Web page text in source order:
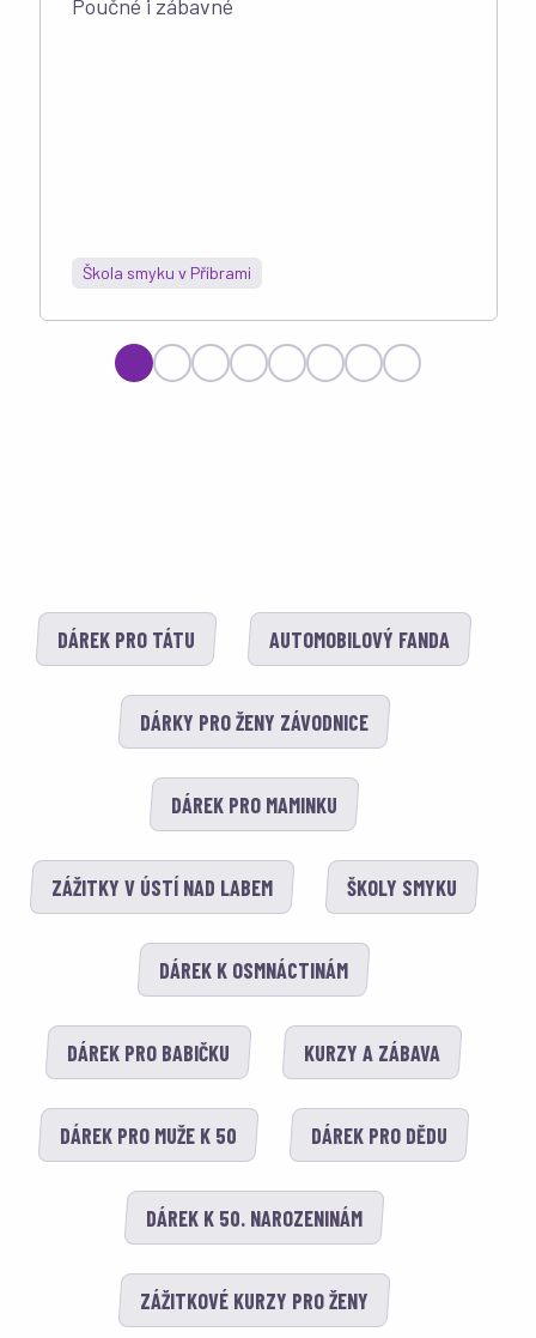
Poučné i zábavné
Škola smyku v Příbrami
DÁREK PRO TÁTU AUTOMOBILOVÝ FANDA
DÁRKY PRO ŽENY ZÁVODNICE
DÁREK PRO MAMINKU
ZÁŽITKY V ÚSTÍ NAD LABEM ŠKOLY SMYKU
DÁREK K OSMNÁCTINÁM
DÁREK PRO BABIČKU KURZY A ZÁBAVA
DÁREK PRO MUŽE K 50 DÁREK PRO DĚDU
DÁREK K 50. NAROZENINÁM
ZÁŽITKOVÉ KURZY PRO ŽENY